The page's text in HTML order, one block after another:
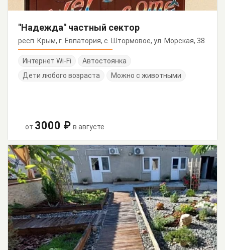
"Надежда" частный сектор
респ. Крым, г. Евпатория, с. Штормовое, ул. Морская, 38
Интернет Wi-Fi
Автостоянка
Дети любого возраста
Можно с животными
от 3000 ₽ в августе